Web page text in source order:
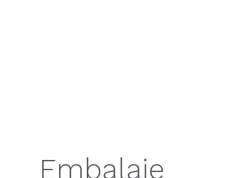
Embalaje